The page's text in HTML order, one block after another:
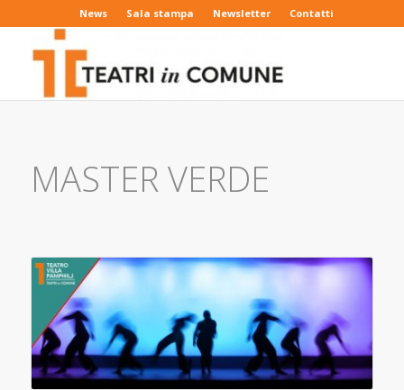
News Sala stampa Newsletter Contatti
MASTER VERDE